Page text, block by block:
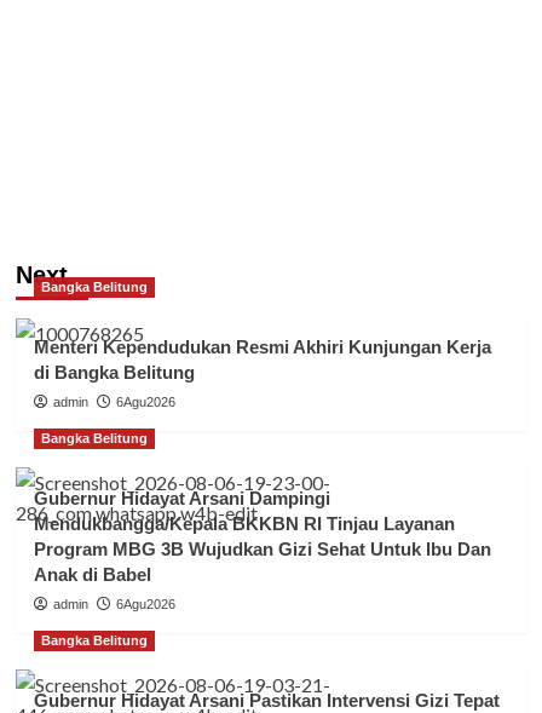
NextBangka Belitung
Menteri Kependudukan Resmi Akhiri Kunjungan Kerja
di Bangka Belitung
admin 6Agu2026
Bangka Belitung
Gubernur Hidayat Arsani Dampingi
Mendukbangga/Kepala BKKBN RI Tinjau Layanan
Program MBG 3B Wujudkan Gizi Sehat Untuk Ibu Dan
Anak di Babel
admin 6Agu2026
Bangka Belitung
Gubernur Hidayat Arsani Pastikan Intervensi Gizi Tepat